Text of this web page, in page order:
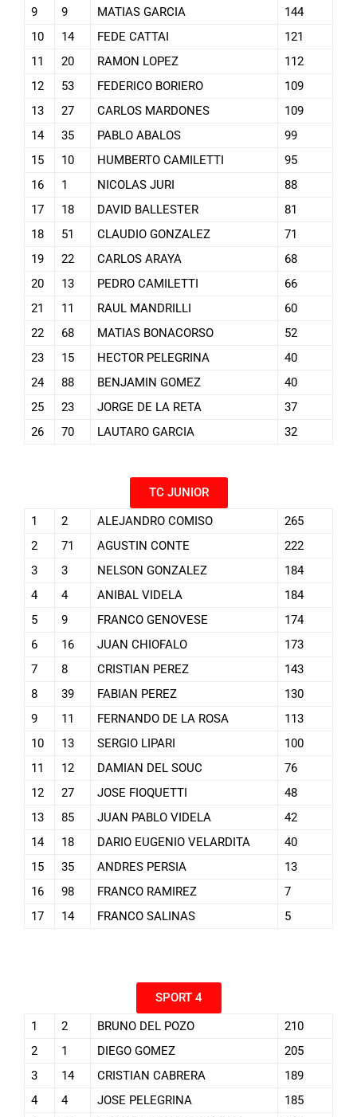
9 9 MATIAS GARCIA
144
10
14 FEDE CATTAI
121
11
20 RAMON LOPEZ
112
12
53 FEDERICO BORIERO
109
13
27 CARLOS MARDONES
109
14
35 PABLO ABALOS
99
15
10 HUMBERTO CAMILETTI
95
16
1 NICOLAS JURI
88
17
18 DAVID BALLESTER
81
18
51 CLAUDIO GONZALEZ
71
19
22 CARLOS ARAYA
68
20
13 PEDRO CAMILETTI
66
21
11 RAUL MANDRILLI
60
22
68 MATIAS BONACORSO
52
23
15 HECTOR PELEGRINA
40
24
88 BENJAMIN GOMEZ
40
25
23 JORGE DE LA RETA
37
26
70 LAUTARO GARCIA 32
TC JUNIOR
1
2 ALEJANDRO COMISO
265
2
71 AGUSTIN CONTE
222
3
3 NELSON GONZALEZ
184
4
4 ANIBAL VIDELA
184
5
9 FRANCO GENOVESE
174
6
16 JUAN CHIOFALO
173
7
8 CRISTIAN PEREZ
143
8
39 FABIAN PEREZ
130
9
11 FERNANDO DE LA ROSA
113
10
13 SERGIO LIPARI
100
11
12 DAMIAN DEL SOUC
76
12
27 JOSE FIOQUETTI
48
13
85 JUAN PABLO VIDELA
42
14
18 DARIO EUGENIO VELARDITA
40
15
35 ANDRES PERSIA
13
16
98 FRANCO RAMIREZ
7
17
14 FRANCO SALINAS 5
SPORT 4
1
2 BRUNO DEL POZO
210
2
1 DIEGO GOMEZ
205
3
14 CRISTIAN CABRERA
189
4
4 JOSE PELEGRINA
185